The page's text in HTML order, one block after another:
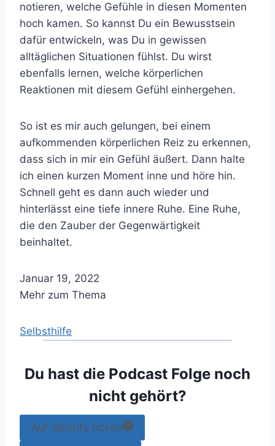
notieren, welche Gefühle in diesen Momenten
hoch kamen. So kannst Du ein Bewusstsein
dafür entwickeln, was Du in gewissen
alltäglichen Situationen fühlst. Du wirst
ebenfalls lernen, welche körperlichen
Reaktionen mit diesem Gefühl einhergehen.
So ist es mir auch gelungen, bei einem
aufkommenden körperlichen Reiz zu erkennen,
dass sich in mir ein Gefühl äußert. Dann halte
ich einen kurzen Moment inne und höre hin.
Schnell geht es dann auch wieder und
hinterlässt eine tiefe innere Ruhe. Eine Ruhe,
die den Zauber der Gegenwärtigkeit
beinhaltet.
Januar 19, 2022
Mehr zum Thema
Selbsthilfe
Du hast die Podcast Folge noch
nicht gehört?
Auf Spotify hören